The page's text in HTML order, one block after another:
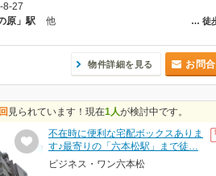
8-27
… 徒
原」駅 他
物件詳細を見る お問
見られています！現在1人が検討中です。
不在時に便利な宅配ボックスありま
す♪最寄りの「六本松駅」まで徒…
ビジネス・ワン六本松